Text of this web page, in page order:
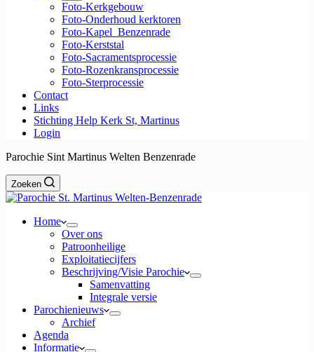
Foto-Kerkgebouw
Foto-Onderhoud kerktoren
Foto-Kapel_Benzenrade
Foto-Kerststal
Foto-Sacramentsprocessie
Foto-Rozenkransprocessie
Foto-Sterprocessie
Contact
Links
Stichting Help Kerk St, Martinus
Login
Parochie Sint Martinus Welten Benzenrade
Zoeken
Home
Over ons
Patroonheilige
Exploitatiecijfers
Beschrijving/Visie Parochie
Samenvatting
Integrale versie
Parochienieuws
Archief
Agenda
Informatie